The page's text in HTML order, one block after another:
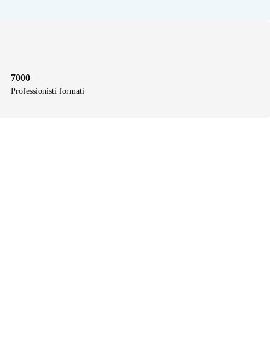
7000
Professionisti formati